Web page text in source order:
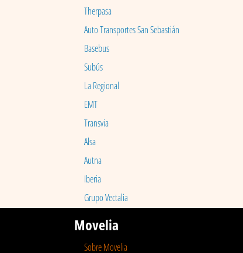
Therpasa
Auto Transportes San Sebastián
Basebus
Subús
La Regional
EMT
Transvia
Alsa
Autna
Iberia
Grupo Vectalia
Movelia
Sobre Movelia